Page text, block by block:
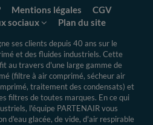
Mentions légales
CGV
sociaux Plan du site
ses clients depuis 40 ans sur le
et des fluides industriels. Cette
au travers d'une large gamme de
(filtre à air comprimé, sécheur air
traitement des condensats) et
filtres de toutes marques. En ce qui
l'équipe PARTENAIR vous
d'eau glacée, de vide, d'air respirable